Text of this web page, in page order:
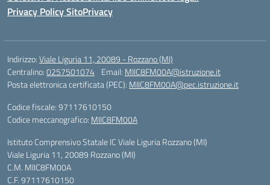
Privacy Policy SitoPrivacy
Indirizzo:Viale Liguria 11, 20089 - Rozzano (MI)
Centralino:0257501074 Email: MIIC8FM00A@istruzione.it
Posta elettronica certificata (PEC): MIIC8FM00A@pec.istruzione.it
Codice fiscale: 97117610150
Codice meccanografico: MIIC8FM00A
Istituto Comprensivo Statale IC Viale Liguria Rozzano (MI)
Viale Liguria 11, 20089 Rozzano (MI)
C.M. MIIC8FM00A
C.F. 97117610150